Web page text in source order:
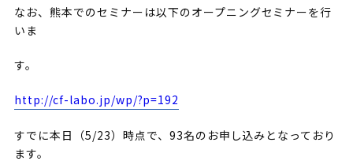
なお、熊本でのセミナーは以下のオープニングセミナーを行
いま
す。
http://cf-labo.jp/wp/?p=192
すでに本日（5/23）時点で、93名のお申し込みとなっており
ます。